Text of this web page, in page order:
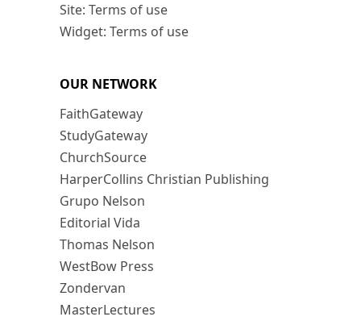
Site: Terms of use
Widget: Terms of use
OUR NETWORK
FaithGateway
StudyGateway
ChurchSource
HarperCollins Christian Publishing
Grupo Nelson
Editorial Vida
Thomas Nelson
WestBow Press
Zondervan
MasterLectures